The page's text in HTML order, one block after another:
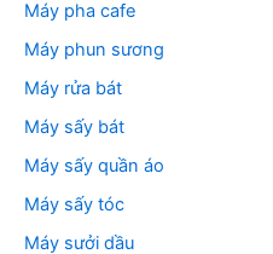
Máy pha cafe
Máy phun sương
Máy rửa bát
Máy sấy bát
Máy sấy quần áo
Máy sấy tóc
Máy sưởi dầu